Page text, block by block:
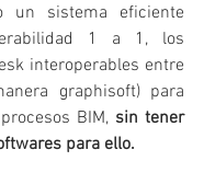
un sistema eficiente
1 a 1, los
interoperables entre
graphisoft) para
BIM, sin tener
para ello.